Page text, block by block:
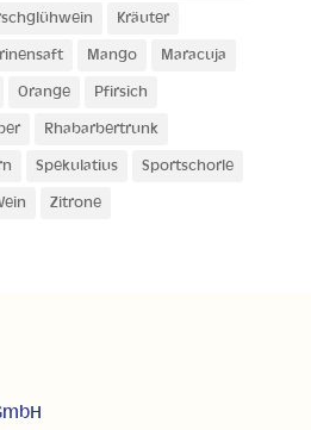
Kräuter
Mango Maracuja
Orange Pfirsich
Rhabarbertrunk
Spekulatius Sportschorle
Zitrone